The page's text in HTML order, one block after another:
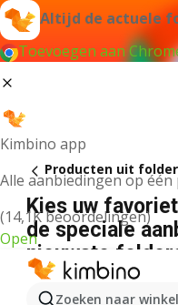
Altijd de actuele
Toevoegen aan
Kimbino app
Alle aanbiedingen op één
(14,1K beoordelingen)
Open
Zoeken naar
Producten uit
Kies uw
de speciale
nieuwste
3 5 7 9